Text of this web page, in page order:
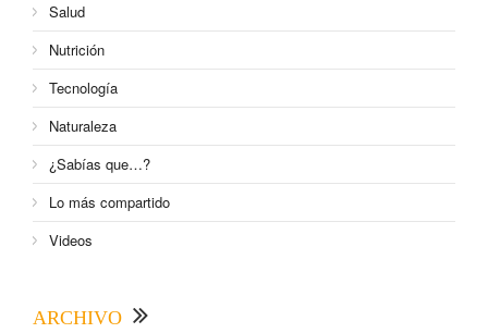
Salud
Nutrición
Tecnología
Naturaleza
¿Sabías que…?
Lo más compartido
Videos
ARCHIVO